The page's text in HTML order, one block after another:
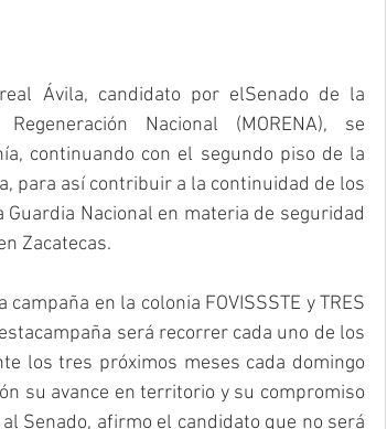
Ávila, candidato por elSenado de la
Nacional (MORENA), se
continuando con el segundo piso de la
para así contribuir a la continuidad de los
Nacional en materia de seguridad
Zacatecas.
en la colonia FOVISSSTE y TRES
será recorrer cada uno de los
los tres próximos meses cada domingo
su avance en territorio y su compromiso
Senado, afirmo el candidato que no será